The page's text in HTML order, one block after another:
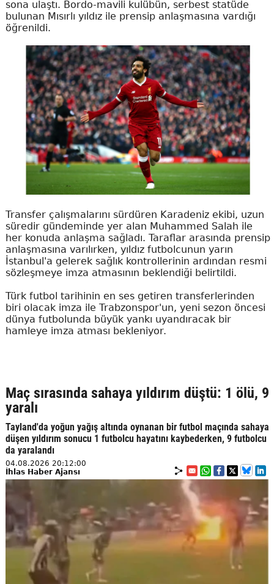
sona ulaştı. Bordo-mavili kulübün, serbest statüde
bulunan Mısırlı yıldız ile prensip anlaşmasına vardığı
öğrenildi.
Transfer çalışmalarını sürdüren Karadeniz ekibi, uzun
süredir gündeminde yer alan Muhammed Salah ile
her konuda anlaşma sağladı. Taraflar arasında prensip
anlaşmasına varılırken, yıldız futbolcunun yarın
İstanbul'a gelerek sağlık kontrollerinin ardından resmi
sözleşmeye imza atmasının beklendiği belirtildi.
Türk futbol tarihinin en ses getiren transferlerinden
biri olacak imza ile Trabzonspor'un, yeni sezon öncesi
dünya futbolunda büyük yankı uyandıracak bir
hamleye imza atması bekleniyor.
Maç sırasında sahaya yıldırım düştü: 1 ölü, 9
yaralı
Tayland'da yoğun yağış altında oynanan bir futbol maçında sahaya
düşen yıldırım sonucu 1 futbolcu hayatını kaybederken, 9 futbolcu
da yaralandı
04.08.2026 20:12:00
İhlas Haber Ajansı